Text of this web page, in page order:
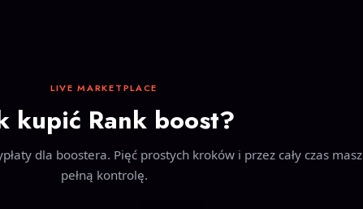
LIVE MARKETPLACE
kupić Rank boost?
dla boostera. Pięć prostych kroków i przez cały czas masz
pełną kontrolę.